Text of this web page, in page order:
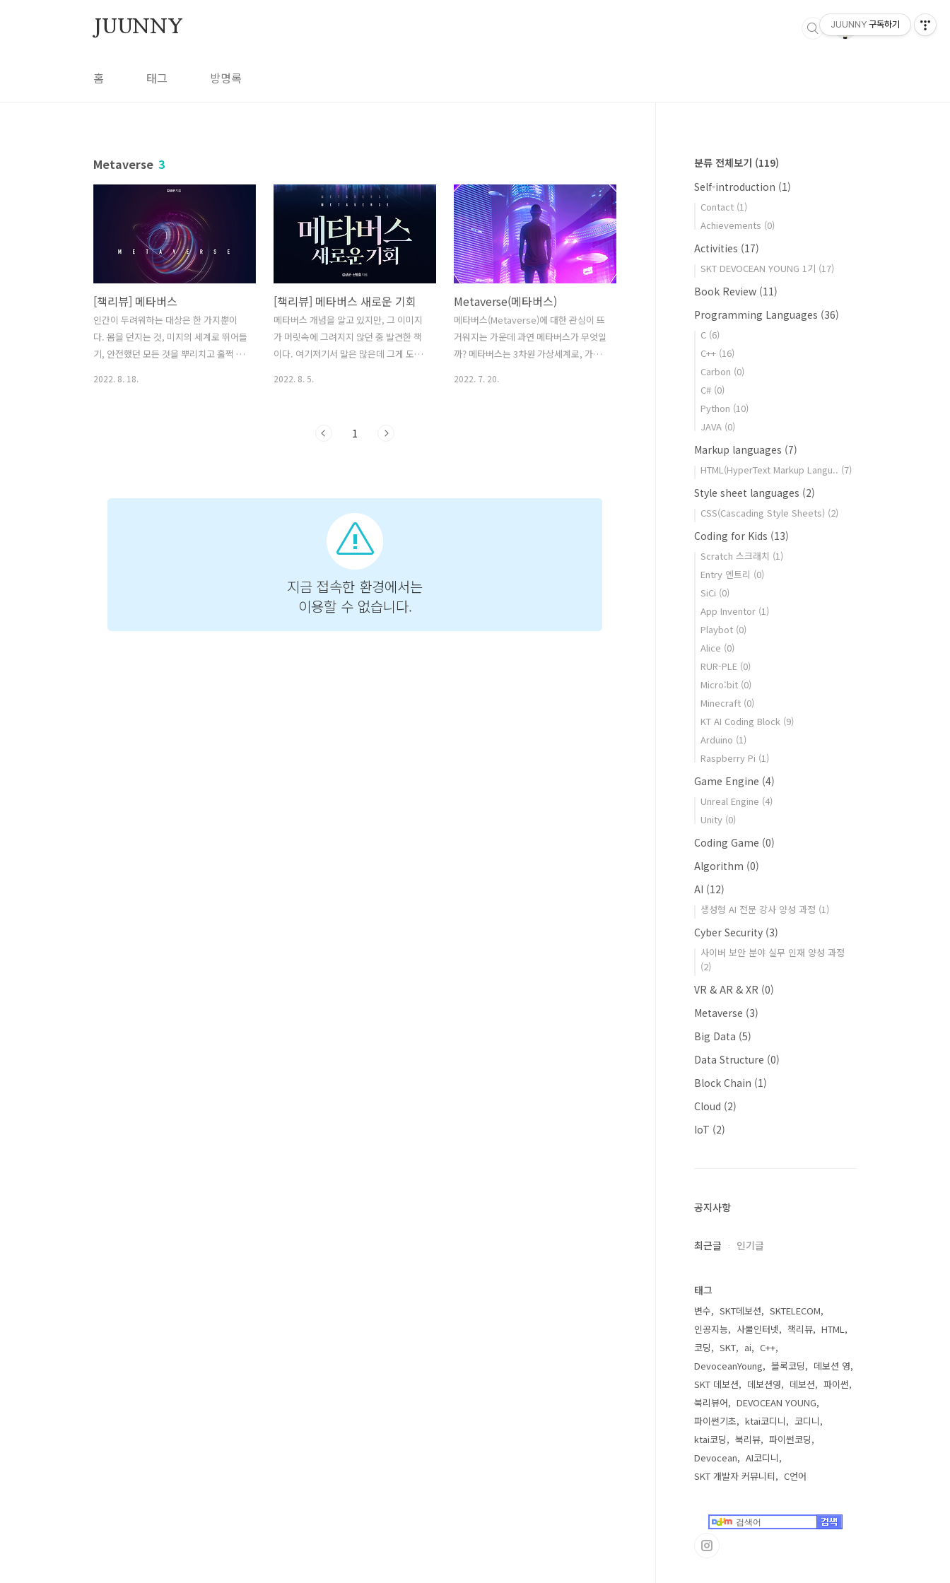
JUUNNY
홈 태그 방명록
Metaverse 3
[책리뷰] 메타버스
인간이 두려워하는 대상은 한 가지뿐이
다. 몸을 던지는 것, 미지의 세계로 뛰어들
기, 안전했던 모든 것을 뿌리치고 훌쩍 몸
2022. 8. 18.
[책리뷰] 메타버스 새로운 기회
메타버스 개념을 알고 있지만, 그 이미지
가 머릿속에 그려지지 않던 중 발견한 책
이다. 여기저기서 말은 많은데 그게 도대
는 다른 차원의 어떤 상상의 세계?이지만,
질문한다. 신기술 등장을 매우 즐기고, 반
기는 편이라 메타버스도 개인적으로는 기
대가 크다. 전분야에 걸쳐 달라질 모습
들.. 마치 물컵이 갑자기 뒤집어져 담겨있
던 물들이 쏟아지는 그런 충격들이 우리
삶에 찾아오는 날이 멀지 않았다. 이 책..
2022. 8. 5.
Metaverse(메타버스)
메타버스(Metaverse)에 대한 관심이 뜨
거워지는 가운데 과연 메타버스가 무엇일
까? 메타버스는 3차원 가상세계로, 가상·
2022. 7. 20.
1
분류 전체보기 (119)
Self-introduction (1)
Contact (1)
Achievements (0)
Activities (17)
SKT DEVOCEAN YOUNG 1기 (17)
Book Review (11)
Programming Languages (36)
C (6)
C++ (16)
Carbon (0)
C# (0)
Python (10)
JAVA (0)
Markup languages (7)
HTML(HyperText Markup Langu.. (7)
Style sheet languages (2)
CSS(Cascading Style Sheets) (2)
Coding for Kids (13)
Scratch 스크래치 (1)
Entry 엔트리 (0)
SiCi (0)
App Inventor (1)
Playbot (0)
Alice (0)
RUR-PLE (0)
Micro:bit (0)
Minecraft (0)
KT AI Coding Block (9)
Arduino (1)
Raspberry Pi (1)
Game Engine (4)
Unreal Engine (4)
Unity (0)
Coding Game (0)
Algorithm (0)
AI (12)
생성형 AI 전문 강사 양성 과정 (1)
Cyber Security (3)
사이버 보안 분야 실무 인재 양성 과정
(2)
VR & AR & XR (0)
Metaverse (3)
Big Data (5)
Data Structure (0)
Block Chain (1)
Cloud (2)
IoT (2)
공지사항
최근글 인기글
태그
변수 SKT데보션
SKTELECOM
인공지능
사물인터넷 책리뷰
HTML
코딩
SKT ai
C++
DevoceanYoung
블록코딩
데보션 영
SKT 데보션
데보션영 데보션
파이썬
북리뷰어
DEVOCEAN YOUNG
파이썬기초
ktai코디니
코디니
ktai코딩
북리뷰
파이썬코딩
Devocean
AI코디니
SKT 개발자 커뮤니티
C언어
JUUNNY 구독하기